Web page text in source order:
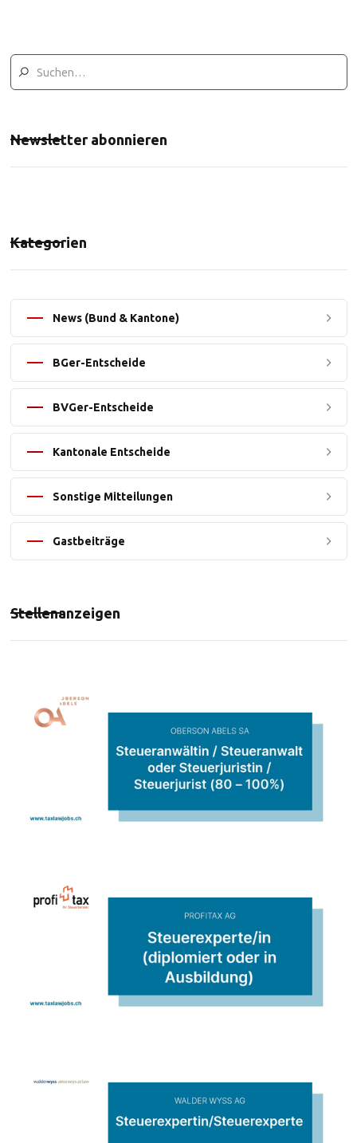
Newsletter abonnieren
Kategorien
News (Bund & Kantone)
BGer-Entscheide
BVGer-Entscheide
Kantonale Entscheide
Sonstige Mitteilungen
Gastbeiträge
Stellenanzeigen